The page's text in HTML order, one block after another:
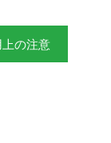
の注意